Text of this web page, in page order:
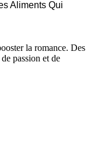
Aliments Qui
la romance. Des
passion et de